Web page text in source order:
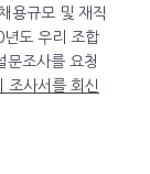
용규모 및 재직
도 우리 조합
문조사를 요청
조사서를 회신